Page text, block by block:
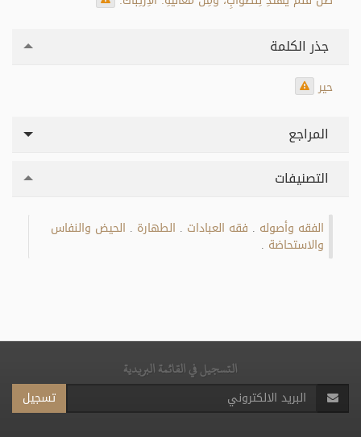
جذر الكلمة
حير
المراجع
التصنيفات
الفقه وأصوله فقه العبادات الطهارة الحيض والنفاس
والاستحاضة
التسجيل في القائمة البريدية
تسجيل